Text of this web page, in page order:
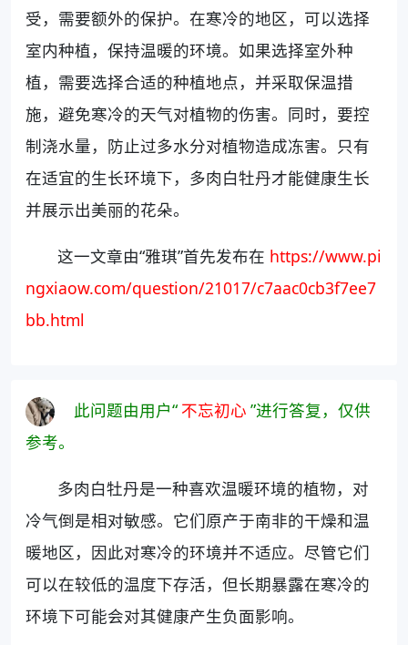
受，需要额外的保护。在寒冷的地区，可以选择
室内种植，保持温暖的环境。如果选择室外种
植，需要选择合适的种植地点，并采取保温措
施，避免寒冷的天气对植物的伤害。同时，要控
制浇水量，防止过多水分对植物造成冻害。只有
在适宜的生长环境下，多肉白牡丹才能健康生长
并展示出美丽的花朵。
这一文章由“雅琪”首先发布在 https://www.pi
ngxiaow.com/question/21017/c7aac0cb3f7ee7
bb.html
此问题由用户“ 不忘初心 ”进行答复，仅供
参考。
多肉白牡丹是一种喜欢温暖环境的植物，对
冷气倒是相对敏感。它们原产于南非的干燥和温
暖地区，因此对寒冷的环境并不适应。尽管它们
可以在较低的温度下存活，但长期暴露在寒冷的
环境下可能会对其健康产生负面影响。